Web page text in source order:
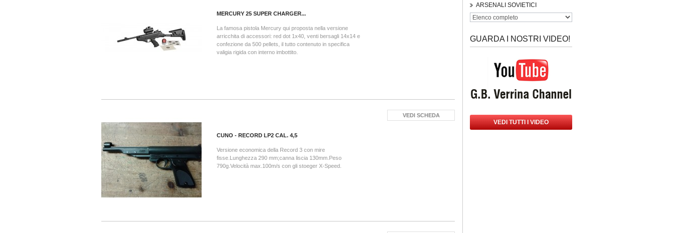
MERCURY 25 SUPER CHARGER...
La famosa pistola Mercury qui proposta nella versione
arricchita di accessori: red dot 1x40, venti bersagli 14x14 e
confezione da 500 pellets, il tutto contenuto in specifica
valigia rigida con interno imbottito.
CUNO - RECORD LP2 CAL. 4,5
Versione economica della Record 3 con mire
fisse.Lunghezza 290 mm;canna liscia 130mm.Peso
790g.Velocità max.100m/s con gli stoeger X-Speed.
VEDI SCHEDA
ARSENALI SOVIETICI
GUARDA I NOSTRI VIDEO!
VEDI TUTTI I VIDEO